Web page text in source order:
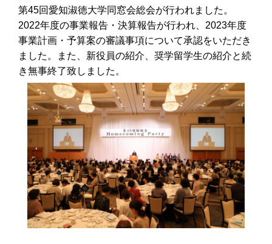
第45回愛知淑徳大学同窓会総会が行われました。
2022年度の事業報告・決算報告が行われ、2023年度
事業計画・予算案の審議事項について承認をいただき
ました。また、新役員の紹介、奨学留学生の紹介と続
き無事終了致しました。